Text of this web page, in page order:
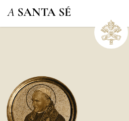
A SANTA SÉ